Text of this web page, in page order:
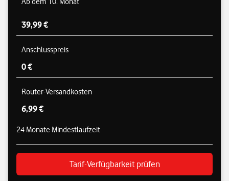
39,99 €
Anschlusspreis
0 €
Router-Versandkosten
6,99 €
24 Monate Mindestlaufzeit
Tarif-Verfügbarkeit prüfen